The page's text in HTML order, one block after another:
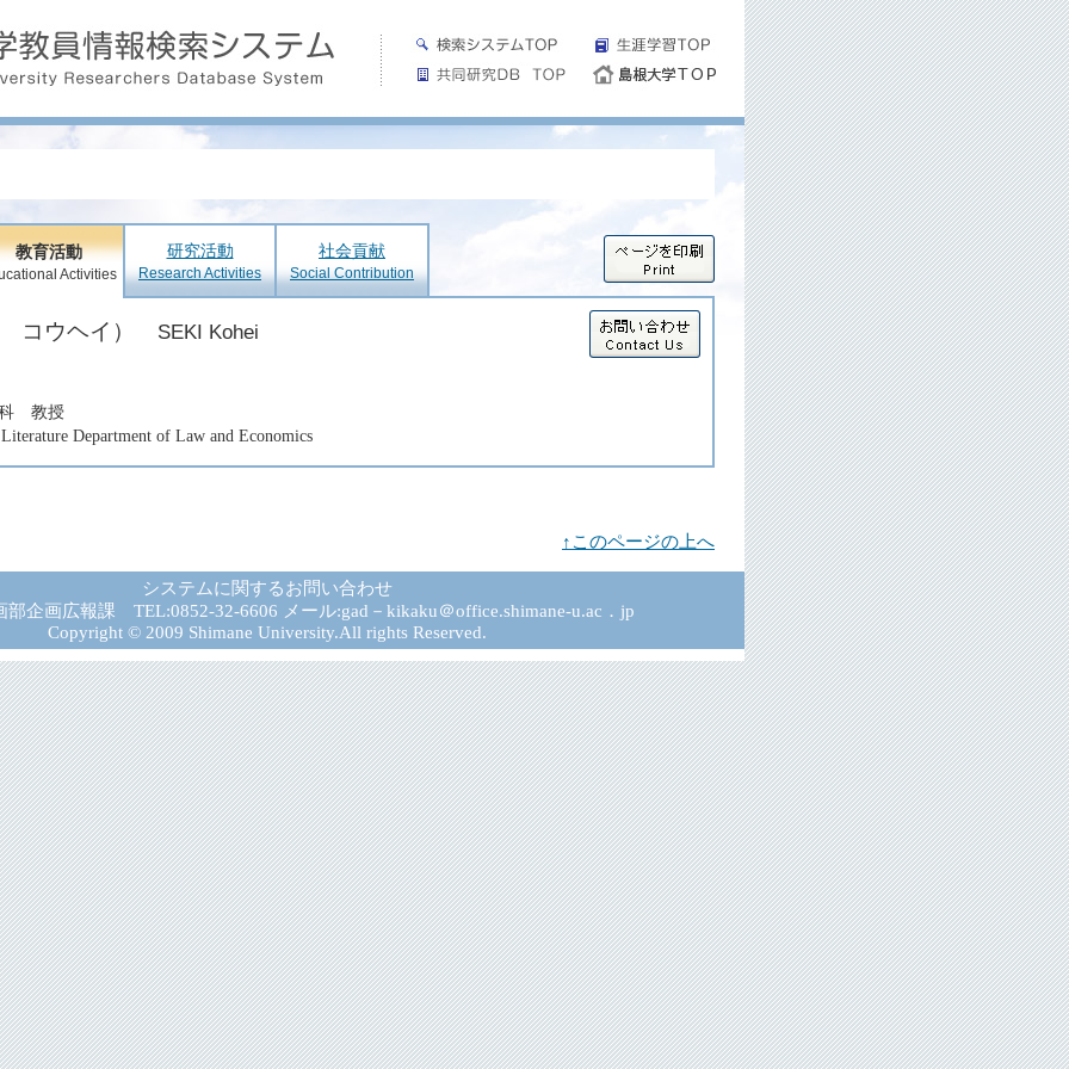
教育活動
Activities
研究活動
Research Activities
社会貢献
Social Contribution
コウヘイ） SEKI Kohei
教授
Department of Law and Economics
↑このページの上へ
システムに関するお問い合わせ
部企画広報課 TEL:0852-32-6606 メール:gad－kikaku＠office.shimane-u.ac．jp
Copyright © 2009 Shimane University.All rights Reserved.